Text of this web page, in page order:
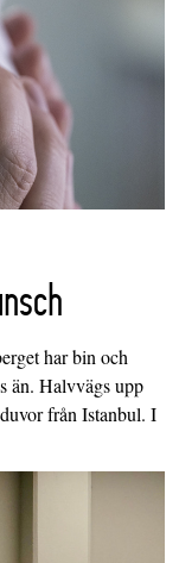
har bin och
än. Halvvägs upp
från Istanbul. I